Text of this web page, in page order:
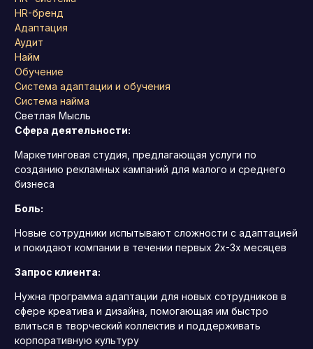
HR-бренд
Адаптация
Аудит
Найм
Обучение
Система адаптации и обучения
Система найма
Светлая Мысль
Сфера деятельности:
Маркетинговая студия, предлагающая услуги по
созданию рекламных кампаний для малого и среднего
бизнеса
Боль:
Новые сотрудники испытывают сложности с адаптацией
и покидают компании в течении первых 2х-3х месяцев
Запрос клиента:
Нужна программа адаптации для новых сотрудников в
сфере креатива и дизайна, помогающая им быстро
влиться в творческий коллектив и поддерживать
корпоративную культуру